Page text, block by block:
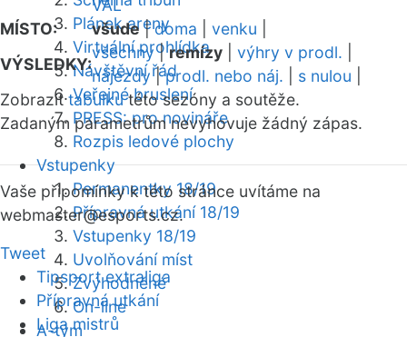
Plánek areny
Virtuální prohlídka
Návštěvní řád
Veřejné bruslení
PRESS: pro novináře
Rozpis ledové plochy
Vstupenky
Permanentky 18/19
Přípravná utkání 18/19
Vstupenky 18/19
Uvolňování míst
Zvýhodněné
On-line
A-tým
VAL
MÍSTO:
všude|doma venku
VÝSLEDKY:
všechny|remízy výhry v prodl.
nájezdy|prodl. nebo náj. s nulou
Zobrazittabulkutéto sezóny a soutěže.
Zadaným parametrům nevyhovuje žádný zápas.
Vaše připomínky k této stránce uvítáme na
webmaster@esports.cz.
Tweet
Tipsport extraliga
Přípravná utkání
Liga mistrů